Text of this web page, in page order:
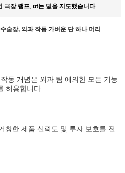
극장 램프, ot는 빛을 지도했습니다
술장, 외과 작동 가벼운 단 하나 머리
동 개념은 외과 팀 에의한 모든 기능
허용합니다
창한 제품 신뢰도 및 투자 보호를 전